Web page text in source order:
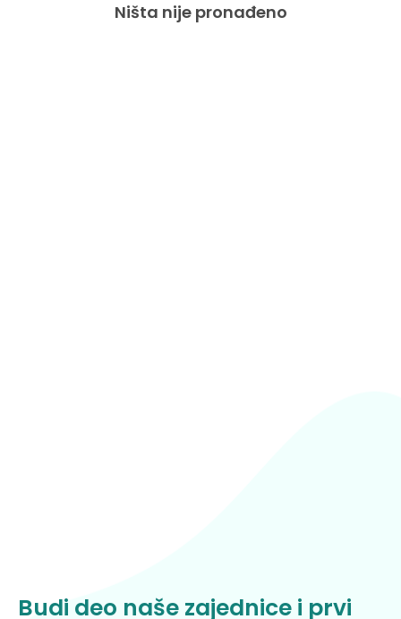
Ništa nije pronađeno
Budi deo naše zajednice i prvi